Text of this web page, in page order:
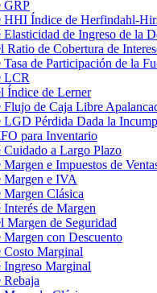
GRP
HHI Índice de Herfindahl-
de Ingreso de la
Ratio de Cobertura de
de Participación de la
LCR
Índice de Lerner
Flujo de Caja Libre
LGD Pérdida Dada la
para Inventario
Cuidado a Largo Plazo
e Impuestos de
Margen e IVA
Margen Clásica
de Margen
Margen de Seguridad
Margen con Descuento
Costo Marginal
Ingreso Marginal
Rebaja